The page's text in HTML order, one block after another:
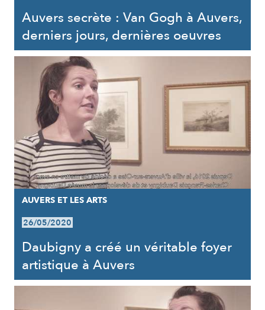
Auvers secrète : Van Gogh à Auvers,
derniers jours, dernières oeuvres
AUVERS ET LES ARTS
26/05/2020
Daubigny a créé un véritable foyer
artistique à Auvers